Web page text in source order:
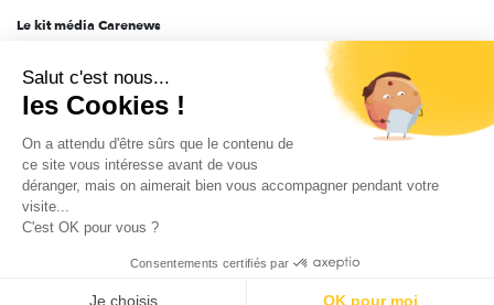
Le kit média Carenews
AEF info
Novethic
PRODURABLE
Inclusiv Day
Données personnelles Mentions légales 2025-2026 Tout droits réservés
Salut c'est nous...
les Cookies !
On a attendu d'être sûrs que le contenu de
ce site vous intéresse avant de vous
déranger, mais on aimerait bien vous accompagner pendant votre
visite...
C'est OK pour vous ?
Consentements certifiés par
Je choisis OK pour moi